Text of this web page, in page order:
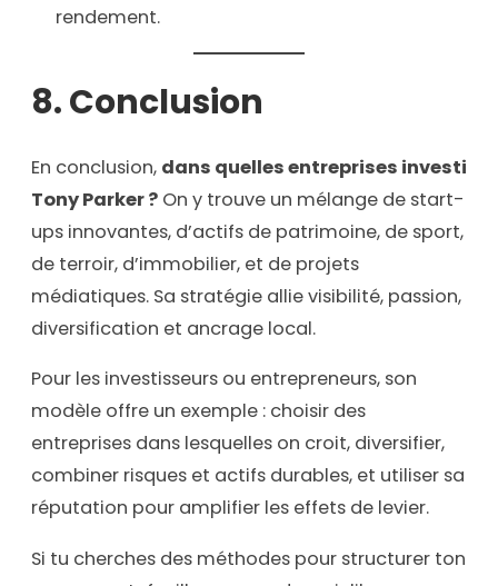
rendement.
8. Conclusion
En conclusion, dans quelles entreprises investi
Tony Parker ? On y trouve un mélange de start-
ups innovantes, d’actifs de patrimoine, de sport,
de terroir, d’immobilier, et de projets
médiatiques. Sa stratégie allie visibilité, passion,
diversification et ancrage local.
Pour les investisseurs ou entrepreneurs, son
modèle offre un exemple : choisir des
entreprises dans lesquelles on croit, diversifier,
combiner risques et actifs durables, et utiliser sa
réputation pour amplifier les effets de levier.
Si tu cherches des méthodes pour structurer ton